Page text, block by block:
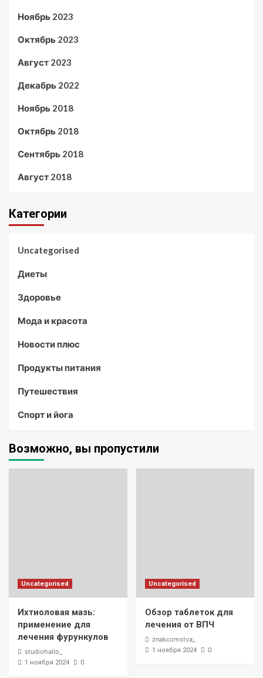
Ноябрь 2023
Октябрь 2023
Август 2023
Декабрь 2022
Ноябрь 2018
Октябрь 2018
Сентябрь 2018
Август 2018
Категории
Uncategorised
Диеты
Здоровье
Мода и красота
Новости плюс
Продукты питания
Путешествия
Спорт и йога
Возможно, вы пропустили
Uncategorised
Ихтиоловая мазь:
применение для
лечения фурункулов
studiohallo_
1 ноября 2024 0
Uncategorised
Обзор таблеток для
лечения от ВПЧ
znakcomstva_
1 ноября 2024 0